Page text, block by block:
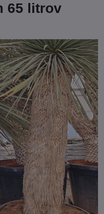
65 litrov